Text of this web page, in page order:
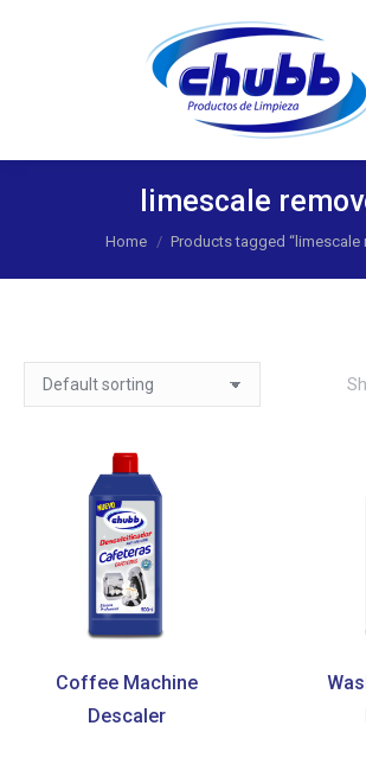
limescale
You are here:
Home Products tagged “limescale
Coffee Machine
Descaler